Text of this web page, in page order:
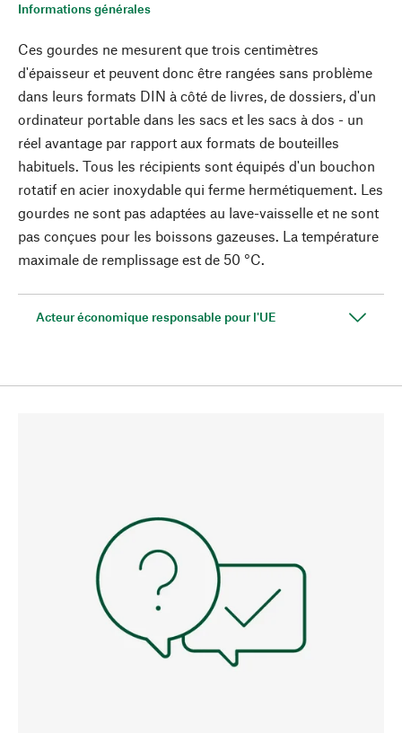
Informations générales
Ces gourdes ne mesurent que trois centimètres
d'épaisseur et peuvent donc être rangées sans problème
dans leurs formats DIN à côté de livres, de dossiers, d'un
ordinateur portable dans les sacs et les sacs à dos - un
réel avantage par rapport aux formats de bouteilles
habituels. Tous les récipients sont équipés d'un bouchon
rotatif en acier inoxydable qui ferme hermétiquement. Les
gourdes ne sont pas adaptées au lave-vaisselle et ne sont
pas conçues pour les boissons gazeuses. La température
maximale de remplissage est de 50 °C.
Acteur économique responsable pour l'UE